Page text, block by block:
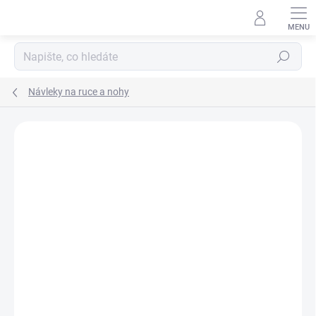
Hledat
Návleky na ruce a nohy